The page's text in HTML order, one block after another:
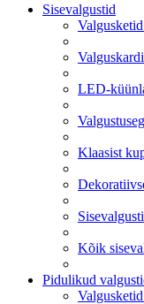
Sisevalgustid
LED-
Klaasist
Kõik
Pidulikud